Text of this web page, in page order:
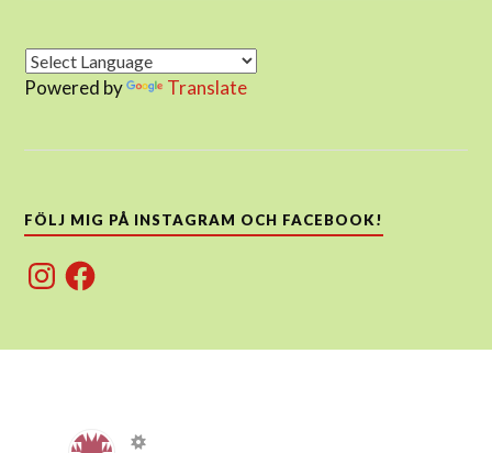
Powered by Translate
FÖLJ MIG PÅ INSTAGRAM OCH FACEBOOK!
InstagramFacebook